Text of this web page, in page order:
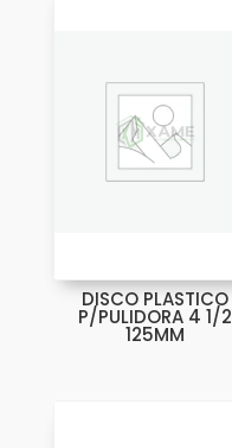
DISCO PLASTICO
P/PULIDORA 4 1/2
125MM